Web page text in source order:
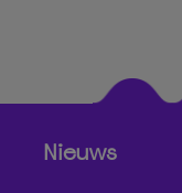
Nieuws